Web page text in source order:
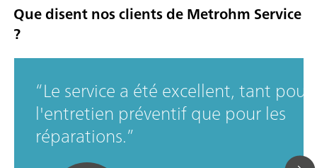
Que disent nos clients de Metrohm Service
?
Le service a été excellent, tant pour
l'entretien préventif que pour les
réparations.